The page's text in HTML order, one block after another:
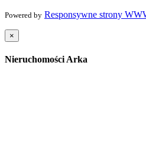
Powered by Responsywne strony
×
Nieruchomości Arka